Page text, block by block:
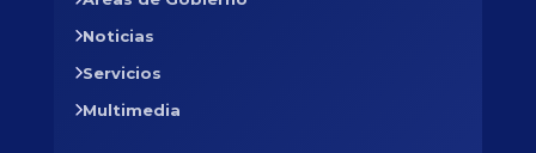
Noticias
Servicios
Multimedia